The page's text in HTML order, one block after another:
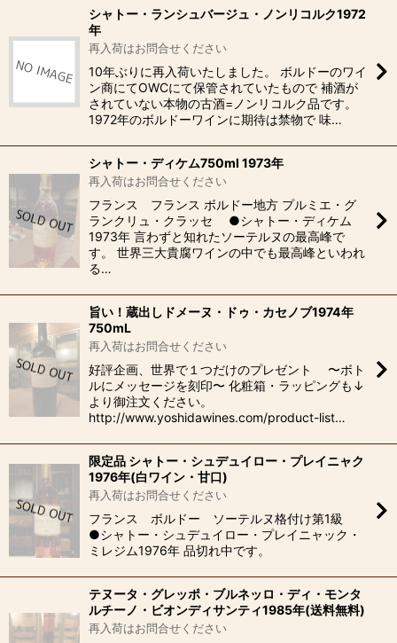
シャトー・ランシュバージュ・ノンリコルク1972
年
再入荷はお問合せください
10年ぶりに再入荷いたしました。 ボルドーのワイ
ン商にてOWCにて保管されていたもので 補酒が
されていない本物の古酒=ノンリコルク品です。
1972年のボルドーワインに期待は禁物で 味…
シャトー・ディケム750ml 1973年
再入荷はお問合せください
フランス フランス ボルドー地方 プルミエ・グ
ランクリュ・クラッセ ●シャトー・ディケム
1973年 言わずと知れたソーテルヌの最高峰で
す。 世界三大貴腐ワインの中でも最高峰といわれ
る…
旨い！蔵出しドメーヌ・ドゥ・カセノブ1974年
750mL
再入荷はお問合せください
好評企画、世界で１つだけのプレゼント 〜ボト
ルにメッセージを刻印〜 化粧箱・ラッピングも↓
より御注文ください。
http://www.yoshidawines.com/product-list…
限定品 シャトー・シュデュイロー・プレイニャク
1976年(白ワイン・甘口)
再入荷はお問合せください
フランス ボルドー ソーテルヌ格付け第1級
●シャトー・シュデュイロー・プレイニャック・
ミレジム1976年 品切れ中です。
テヌータ・グレッポ・ブルネッロ・ディ・モンタ
ルチーノ・ビオンディサンティ1985年(送料無料)
再入荷はお問合せください